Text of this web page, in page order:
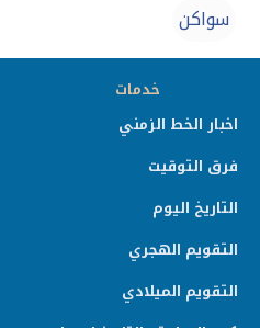
سواكن
خدمات
اخبار الخط الزمني
فرق التوقيت
التاريخ اليوم
التقويم الهجري
التقويم الميلادي